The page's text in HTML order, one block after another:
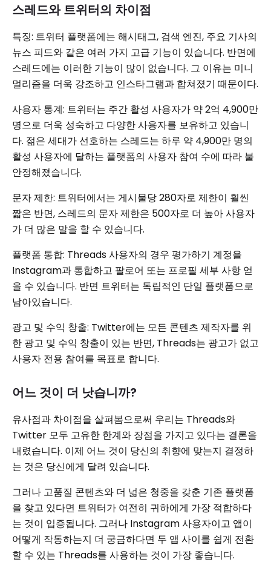
스레드와 트위터의 차이점
특징: 트위터 플랫폼에는 해시태그, 검색 엔진, 주요 기사의
뉴스 피드와 같은 여러 가지 고급 기능이 있습니다. 반면에
스레드에는 이러한 기능이 많이 없습니다. 그 이유는 미니
멀리즘을 더욱 강조하고 인스타그램과 합쳐졌기 때문이다.
사용자 통계: 트위터는 주간 활성 사용자가 약 2억 4,900만
명으로 더욱 성숙하고 다양한 사용자를 보유하고 있습니
다. 젊은 세대가 선호하는 스레드는 하루 약 4,900만 명의
활성 사용자에 달하는 플랫폼의 사용자 참여 수에 따라 불
안정해졌습니다.
문자 제한: 트위터에서는 게시물당 280자로 제한이 훨씬
짧은 반면, 스레드의 문자 제한은 500자로 더 높아 사용자
가 더 많은 말을 할 수 있습니다.
플랫폼 통합: Threads 사용자의 경우 평가하기 계정을
Instagram과 통합하고 팔로어 또는 프로필 세부 사항 얻
을 수 있습니다. 반면 트위터는 독립적인 단일 플랫폼으로
남아있습니다.
광고 및 수익 창출: Twitter에는 모든 콘텐츠 제작자를 위
한 광고 및 수익 창출이 있는 반면, Threads는 광고가 없고
사용자 전용 참여를 목표로 합니다.
어느 것이 더 낫습니까?
유사점과 차이점을 살펴봄으로써 우리는 Threads와
Twitter 모두 고유한 한계와 장점을 가지고 있다는 결론을
내렸습니다. 이제 어느 것이 당신의 취향에 맞는지 결정하
는 것은 당신에게 달려 있습니다.
그러나 고품질 콘텐츠와 더 넓은 청중을 갖춘 기존 플랫폼
을 찾고 있다면 트위터가 여전히 귀하에게 가장 적합하다
는 것이 입증됩니다. 그러나 Instagram 사용자이고 앱이
어떻게 작동하는지 더 궁금하다면 두 앱 사이를 쉽게 전환
할 수 있는 Threads를 사용하는 것이 가장 좋습니다.